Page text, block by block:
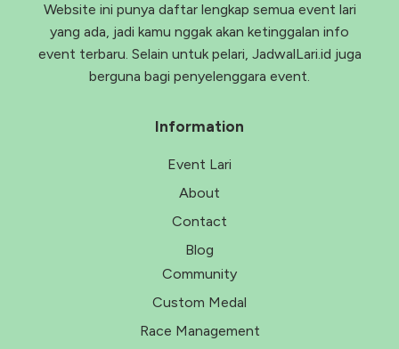
Website ini punya daftar lengkap semua event lari
yang ada, jadi kamu nggak akan ketinggalan info
event terbaru. Selain untuk pelari, JadwalLari.id juga
berguna bagi penyelenggara event.
Information
Event Lari
About
Contact
Blog
Community
Custom Medal
Race Management